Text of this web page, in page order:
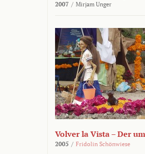
2007 / Mirjam Unger
Volver la Vista – Der
2005 / Fridolin Schönwiese